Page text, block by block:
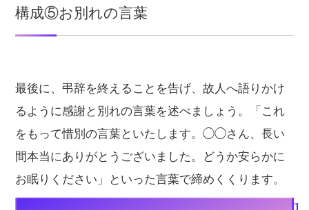
構成⑤お別れの言葉
最後に、弔辞を終えることを告げ、故人へ語りかけ
るように感謝と別れの言葉を述べましょう。「これ
をもって惜別の言葉といたします。◯◯さん、長い
間本当にありがとうございました。どうか安らかに
お眠りください」といった言葉で締めくくります。